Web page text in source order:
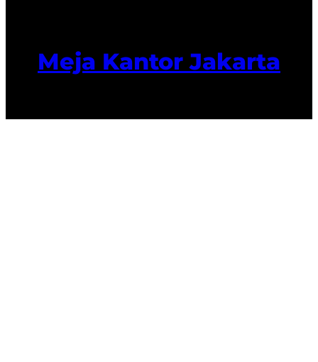
Meja Kantor Jakarta